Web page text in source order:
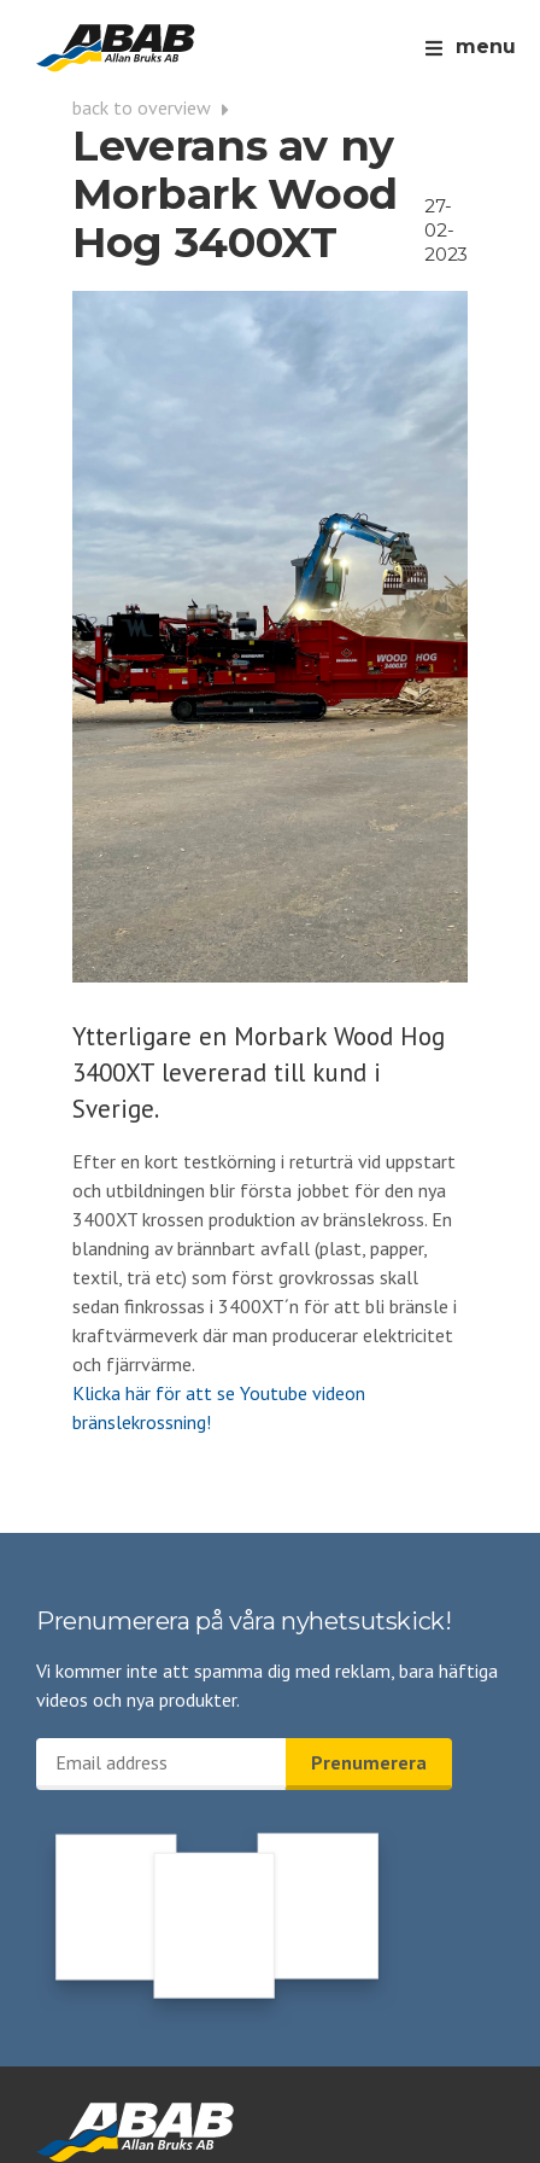
menu
back to overview
Leverans av ny
Morbark Wood
Hog 3400XT
27-
02-
2023
Ytterligare en Morbark Wood Hog
3400XT levererad till kund i
Sverige.
Efter en kort testkörning i returträ vid uppstart
och utbildningen blir första jobbet för den nya
3400XT krossen produktion av bränslekross. En
blandning av brännbart avfall (plast, papper,
textil, trä etc) som först grovkrossas skall
sedan finkrossas i 3400XT´n för att bli bränsle i
kraftvärmeverk där man producerar elektricitet
och fjärrvärme.
Klicka här för att se Youtube videon
bränslekrossning!
Prenumerera på våra nyhetsutskick!
Vi kommer inte att spamma dig med reklam, bara häftiga
videos och nya produkter.